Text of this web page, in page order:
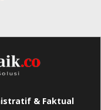
& Faktual